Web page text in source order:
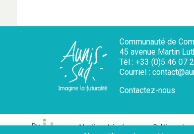
Communauté de
45 avenue Martin
Tél : +33 (0)5 46 07
Courriel :
Contactez-nous
Mentions Légales Politique de